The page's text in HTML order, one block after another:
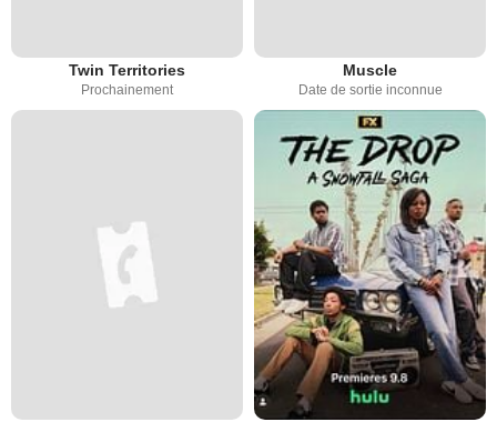
Twin Territories
Prochainement
Muscle
Date de sortie inconnue